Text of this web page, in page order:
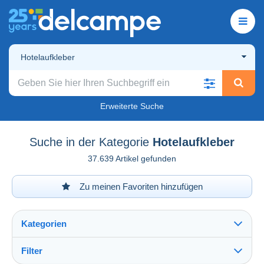
Hotelaufkleber
Erweiterte Suche
Suche in der Kategorie Hotelaufkleber
37.639 Artikel gefunden
Zu meinen Favoriten hinzufügen
Kategorien
Filter